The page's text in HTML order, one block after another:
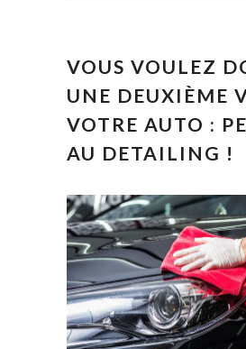
VOUS VOULEZ
UNE DEUXIÈME
VOTRE AUTO :
AU DETAILING !